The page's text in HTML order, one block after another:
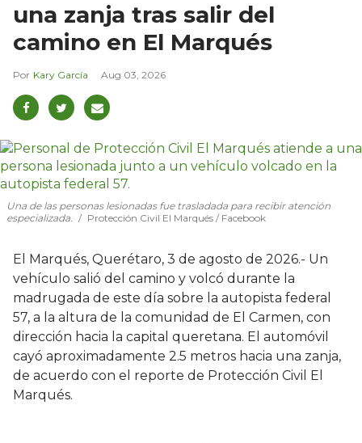
una zanja tras salir del
camino en El Marqués
Kary García Aug 03, 2026
Una de las personas lesionadas fue trasladada para recibir atención
especializada.
Protección Civil El Marqués / Facebook
El Marqués, Querétaro, 3 de agosto de 2026.- Un
vehículo salió del camino y volcó durante la
madrugada de este día sobre la autopista federal
57, a la altura de la comunidad de El Carmen, con
dirección hacia la capital queretana. El automóvil
cayó aproximadamente 2.5 metros hacia una zanja,
de acuerdo con el reporte de Protección Civil El
Marqués.